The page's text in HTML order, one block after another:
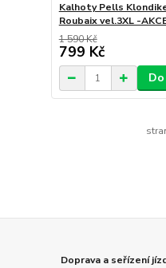
Kalhoty Pells
Roubaix vel.3XL -
1 590 Kč
799 Kč
Doprava a seřízení